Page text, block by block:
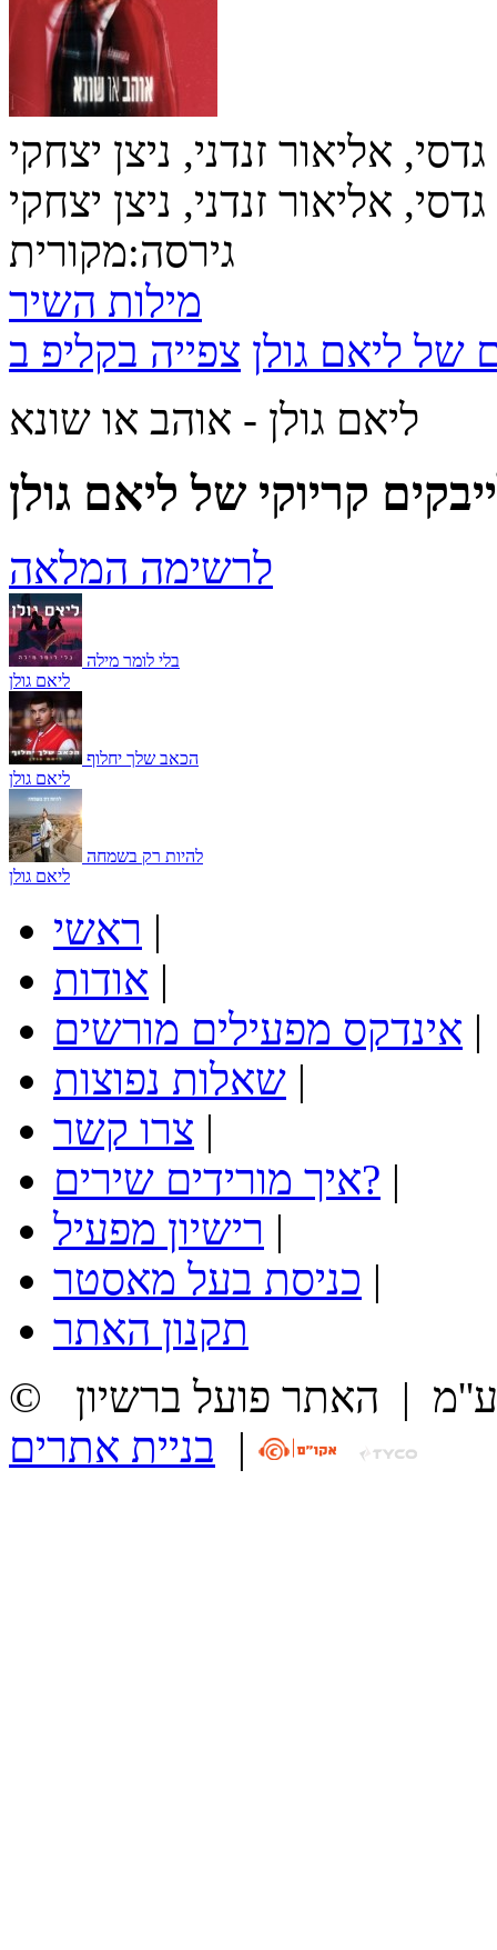
אליאור זנדני, ניצן יצחקי
גדסי, אליאור זנדני, ניצן יצחקי
גירסה:מקורית
מילות השיר
של ליאם גולן
ליאם גולן - אוהב או שונא
קריוקי של ליאם גולן
לרשימה המלאה
בלי לומר מילה
ליאם גולן
הכאב שלך יחלוף
ליאם גולן
להיות רק בשמחה
ליאם גולן
ראשי |
אודות |
אינדקס מפעילים מורשים |
שאלות נפוצות |
צרו קשר |
איך מורידים שירים? |
רישיון מפעיל |
כניסת בעל מאסטר |
תקנון האתר
| האתר פועל ברשיון
| בניית אתרים